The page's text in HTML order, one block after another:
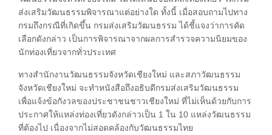
ส่งเสริมวัฒนธรรมพิจารณาแต่อย่างใด ทั้งนี้ เมื่อสอบถามไปทาง
กรมถึงกรณีที่เกิดขึ้น กรมส่งเสริมวัฒนธรรม ได้ชี้แจงว่าการคัด
เลือกดังกล่าว เป็นการพิจารณาจากผลการสำรวจความนิยมของ
นักท่องเที่ยวจากทั่วประเทศ
ทางสำนักงานวัฒนธรรมจังหวัดเชียงใหม่ และสภาวัฒนธรรม
จังหวัดเชียงใหม่ จะทำหนังสือถึงอธิบดีกรมส่งเสริมวัฒนธรรม
เพื่อแจ้งข้อกังวลของประชาชนชาวเชียงใหม่ ที่ไม่เห็นด้วยกับการ
ประกาศให้แหล่งท่องเที่ยวดังกล่าวเป็น 1 ใน 10 แหล่งวัฒนธรรม
ที่ต้องไป เนื่องจากไม่สอดคล้องกับวัฒนธรรมไทย